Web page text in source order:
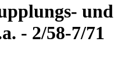
und
- 2/58-7/71